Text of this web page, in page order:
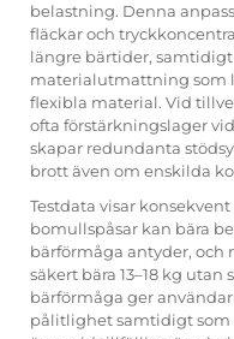
belastning. Denna
fläckar och
längre bärtider,
materialutmattning som
flexibla material. Vid
ofta förstärkningslager
skapar redundanta
brott även om enskilda
Testdata visar
bomullspåsar kan bära
bärförmåga antyder,
säkert bära 13–18 kg
bärförmåga ger
pålitlighet samtidigt som